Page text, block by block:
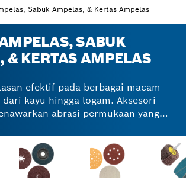
Sabuk Ampelas, & Kertas Ampelas
SABUK
& KERTAS AMPELAS
efektif pada berbagai macam
kayu hingga logam. Aksesori
abrasi permukaan yang
pada tugasnya. Kami mengemas
kami untuk peralatan Anda satu per
set yang mudah digunakan. Aksesori